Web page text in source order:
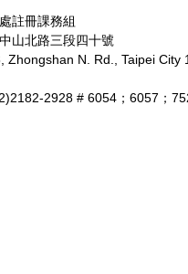
註冊課務組
山北路三段四十號
Zhongshan N. Rd., Taipei City
2928 # 6054；6057；